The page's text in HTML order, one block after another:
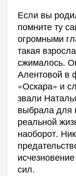
Если вы
помните ту
огромными
такая
сжималось.
Алентовой в
«Оскара» и
звали
выбрала для
реальной
наоборот.
сил.